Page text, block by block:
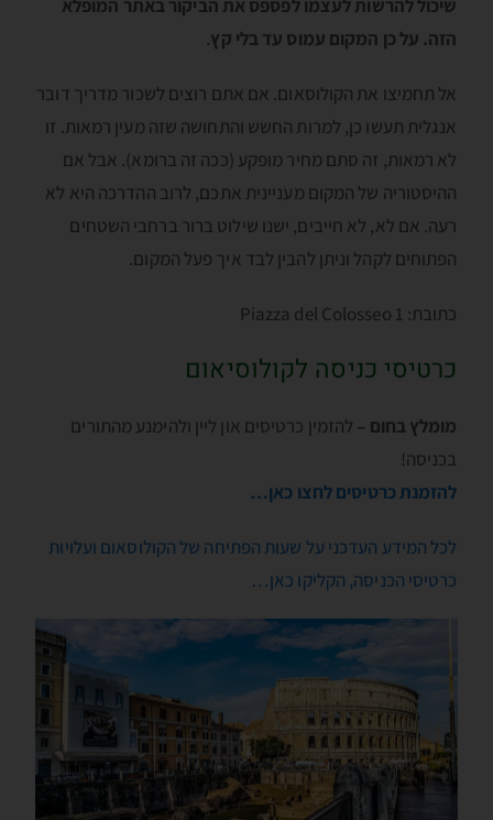
שיכול להרשות לעצמו לפספס את הביקור באתר המופלא
הזה. על כן המקום עמוס עד בלי קץ.
אל תחמיצו את הקולוסאום. אם אתם רוצים לשכור מדריך דובר
אנגלית תעשו כן, למרות החשש והתחושה שזה מעין רמאות. זו
לא רמאות, זה סתם מחיר מופקע (ככה זה ברומא). אבל אם
ההיסטוריה של המקום מעניינית אתכם, לרוב ההדרכה היא לא
רעה. אם לא, לא חייבים, ישנו שילוט ברור ברחבי השטחים
הפתוחים לקהל וניתן להבין לבד איך פעל המקום.
כתובת: Piazza del Colosseo 1
כרטיסי כניסה לקולוסיאום
מומלץ בחום – להזמין כרטיסים און ליין ולהימנע מהתורים
בכניסה!
להזמנת כרטיסים לחצו כאן…
לכל המידע העדכני על שעות הפתיחה של הקולוסאום ועלויות
כרטיסי הכניסה, הקליקו כאן…